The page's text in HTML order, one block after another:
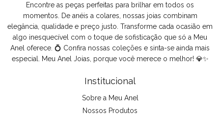
Encontre as peças perfeitas para brilhar em todos os
momentos. De anéis a colares, nossas joias combinam
elegância, qualidade e preço justo. Transforme cada ocasião em
algo inesquecível com o toque de sofisticação que só a Meu
Anel oferece. 💍 Confira nossas coleções e sinta-se ainda mais
especial. Meu Anel Joias, porque você merece o melhor! 💎✨
Institucional
Sobre a Meu Anel
Nossos Produtos